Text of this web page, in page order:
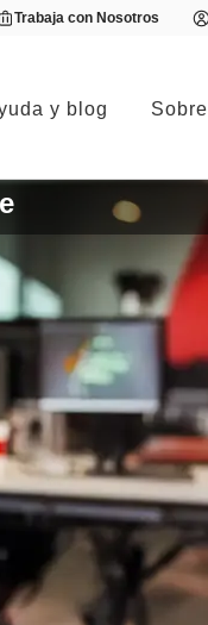
Trabaja con Nosotros
y blog